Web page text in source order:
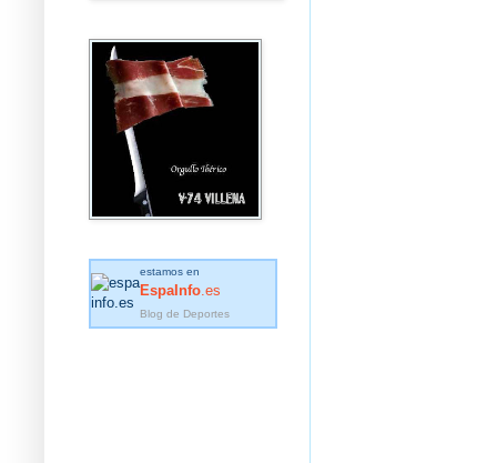
estamos en
EspaInfo .es
Blog de Deportes